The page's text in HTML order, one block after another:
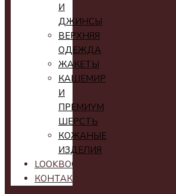
И
ДЖИНСЫ
ВЕРХНЯЯ
ОДЕЖДА
ЖАКЕТЫ
КАШЕМИР
И
ПРЕМИУМ
ШЕРСТЬ
КОЖАНЫЕ
ИЗДЕЛИЯ
LOOKBOOK
КОНТАКТЫ